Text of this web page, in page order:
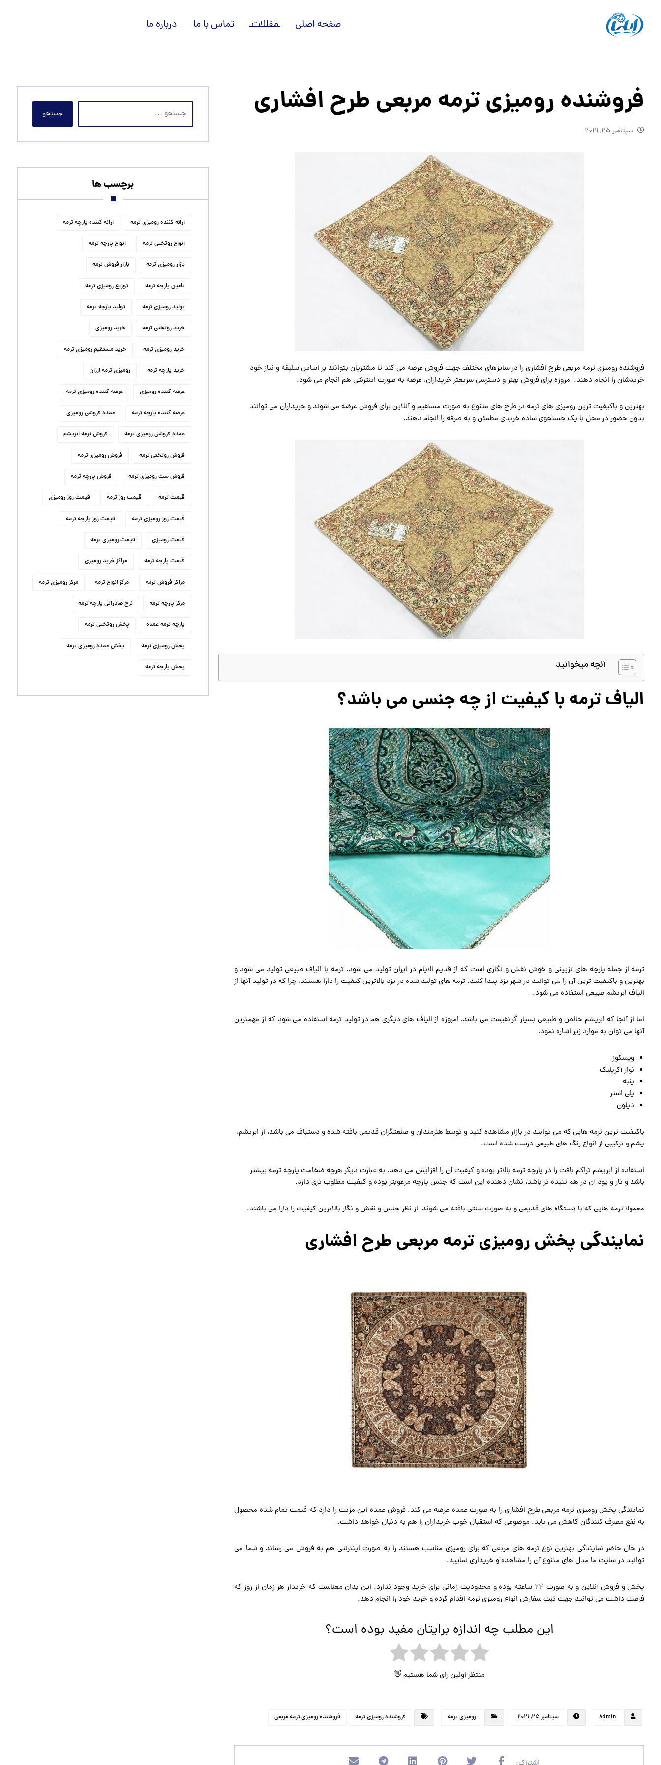
صفحه اصلی مقالات تماس با ما درباره ما
فروشنده رومیزی ترمه مربعی طرح افشاری
سپتامبر ۲۵, ۲۰۲۱
فروشنده رومیزی ترمه مربعی طرح افشاری را در سایزهای مختلف جهت فروش عرضه می کند تا مشتریان بتوانند بر اساس سلیقه و نیاز خود
خریدشان را انجام دهند. امروزه برای فروش بهتر و دسترسی سریعتر خریداران، عرضه به صورت اینترنتی هم انجام می شود.
بهترین و باکیفیت ترین رومیزی های ترمه در طرح های متنوع به صورت مستقیم و آنلاین برای فروش عرضه می شوند و خریداران می توانند
بدون حضور در محل با یک جستجوی ساده خریدی مطمئن و به صرفه را انجام دهند.
آنچه میخوانید
الیاف ترمه با کیفیت از چه جنسی می باشد؟
ترمه از جمله پارچه های تزیینی و خوش نقش و نگاری است که از قدیم الایام در ایران تولید می شود. ترمه با الیاف طبیعی تولید می شود و
بهترین و باکیفیت ترین آن را می توانید در شهر یزد پیدا کنید. ترمه های تولید شده در یزد بالاترین کیفیت را دارا هستند، چرا که در تولید آنها از
الیاف ابریشم طبیعی استفاده می شود.
اما از آنجا که ابریشم خالص و طبیعی بسیار گرانقیمت می باشد، امروزه از الیاف های دیگری هم در تولید ترمه استفاده می شود که از مهمترین
آنها می توان به موارد زیر اشاره نمود.
ویسکوز
نوار آکریلیک
پنبه
پلی استر
نایلون
باکیفیت ترین ترمه هایی که می توانید در بازار مشاهده کنید و توسط هنرمندان و صنعتگران قدیمی بافته شده و دستباف می باشد، از ابریشم،
پشم و ترکیبی از انواع رنگ های طبیعی درست شده است.
استفاده از ابریشم تراکم بافت را در پارچه ترمه بالاتر بوده و کیفیت آن را افزایش می دهد. به عبارت دیگر هرچه ضخامت پارچه ترمه بیشتر
باشد و تار و پود آن در هم تنیده تر باشد، نشان دهنده این است که جنس پارچه مرغوبتر بوده و کیفیت مطلوب تری دارد.
معمولا ترمه هایی که با دستگاه های قدیمی و به صورت سنتی بافته می شوند، از نظر جنس و نقش و نگار بالاترین کیفیت را دارا می باشند.
نمایندگی پخش رومیزی ترمه مربعی طرح افشاری
نمایندگی پخش رومیزی ترمه مربعی طرح افشاری را به صورت عمده عرضه می کند. فروش عمده این مزیت را دارد که قیمت تمام شده محصول
به نفع مصرف کنندگان کاهش می یابد. موضوعی که استقبال خوب خریداران را هم به دنبال خواهد داشت.
در حال حاضر نمایندگی بهترین نوع ترمه های مربعی که برای رومیزی مناسب هستند را به صورت اینترنتی هم به فروش می رساند و شما می
توانید در سایت ما مدل های متنوع آن را مشاهده و خریداری نمایید.
پخش و فروش آنلاین و به صورت 24 ساعته بوده و محدودیت زمانی برای خرید وجود ندارد. این بدان معناست که خریدار هر زمان از روز که
فرصت داشت می توانید جهت ثبت سفارش انواع رومیزی ترمه اقدام کرده و خرید خود را انجام دهد.
این مطلب چه اندازه برایتان مفید بوده است؟
منتظر اولین رای شما هستیم 👋
Admin سپتامبر ۲۵, ۲۰۲۱ رومیزی ترمه فروشنده رومیزی ترمه فروشنده رومیزی ترمه مربعی
جستجو
برچسب ها
ارائه کننده رومیزی ترمه ارائه کننده پارچه ترمه
انواع روتختی ترمه انواع پارچه ترمه
بازار رومیزی ترمه بازار فروش ترمه
تامین پارچه ترمه توزیع رومیزی ترمه
تولید رومیزی ترمه تولید پارچه ترمه
خرید روتختی ترمه خرید رومیزی
خرید رومیزی ترمه خرید مستقیم رومیزی ترمه
خرید پارچه ترمه رومیزی ترمه ارزان
عرضه کننده رومیزی عرضه کننده رومیزی ترمه
عرضه کننده پارچه ترمه عمده فروشی رومیزی
عمده فروشی رومیزی ترمه فروش ترمه ابریشم
فروش روتختی ترمه فروش رومیزی ترمه
فروش ست رومیزی ترمه فروش پارچه ترمه
قیمت ترمه قیمت روز ترمه قیمت روز رومیزی
قیمت روز رومیزی ترمه قیمت روز پارچه ترمه
قیمت رومیزی قیمت رومیزی ترمه
قیمت پارچه ترمه مراکز خرید رومیزی
مراکز فروش ترمه مرکز انواع ترمه مرکز رومیزی ترمه
مرکز پارچه ترمه نرخ صادراتی پارچه ترمه
پارچه ترمه عمده پخش روتختی ترمه
پخش رومیزی ترمه پخش عمده رومیزی ترمه
پخش پارچه ترمه